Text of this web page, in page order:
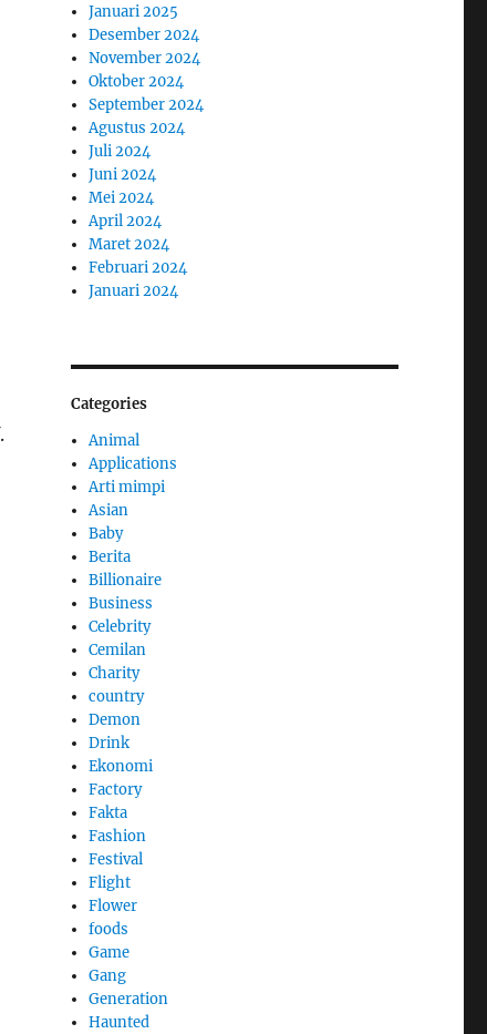
Januari 2025
Desember 2024
November 2024
Oktober 2024
September 2024
Agustus 2024
Juli 2024
Juni 2024
Mei 2024
April 2024
Maret 2024
Februari 2024
Januari 2024
Categories
Animal
Applications
Arti mimpi
Asian
Baby
Berita
Billionaire
Business
Celebrity
Cemilan
Charity
country
Demon
Drink
Ekonomi
Factory
Fakta
Fashion
Festival
Flight
Flower
foods
Game
Gang
Generation
Haunted